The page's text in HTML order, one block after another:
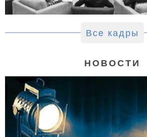
Все кадры
НОВОСТИ